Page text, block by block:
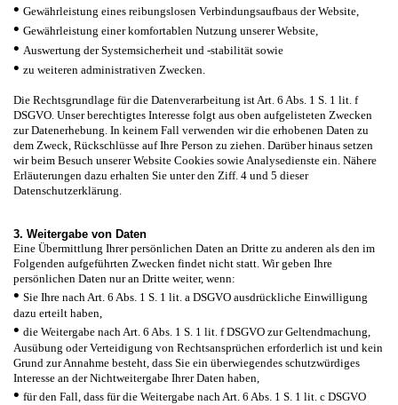
• Gewährleistung eines reibungslosen Verbindungsaufbaus der Website,
• Gewährleistung einer komfortablen Nutzung unserer Website,
• Auswertung der Systemsicherheit und -stabilität sowie
• zu weiteren administrativen Zwecken.
Die Rechtsgrundlage für die Datenverarbeitung ist Art. 6 Abs. 1 S. 1 lit. f
DSGVO. Unser berechtigtes Interesse folgt aus oben aufgelisteten Zwecken
zur Datenerhebung. In keinem Fall verwenden wir die erhobenen Daten zu
dem Zweck, Rückschlüsse auf Ihre Person zu ziehen. Darüber hinaus setzen
wir beim Besuch unserer Website Cookies sowie Analysedienste ein. Nähere
Erläuterungen dazu erhalten Sie unter den Ziff. 4 und 5 dieser
Datenschutzerklärung.
3. Weitergabe von Daten
Eine Übermittlung Ihrer persönlichen Daten an Dritte zu anderen als den im
Folgenden aufgeführten Zwecken findet nicht statt. Wir geben Ihre
persönlichen Daten nur an Dritte weiter, wenn:
• Sie Ihre nach Art. 6 Abs. 1 S. 1 lit. a DSGVO ausdrückliche Einwilligung
dazu erteilt haben,
• die Weitergabe nach Art. 6 Abs. 1 S. 1 lit. f DSGVO zur Geltendmachung,
Ausübung oder Verteidigung von Rechtsansprüchen erforderlich ist und kein
Grund zur Annahme besteht, dass Sie ein überwiegendes schutzwürdiges
Interesse an der Nichtweitergabe Ihrer Daten haben,
• für den Fall, dass für die Weitergabe nach Art. 6 Abs. 1 S. 1 lit. c DSGVO